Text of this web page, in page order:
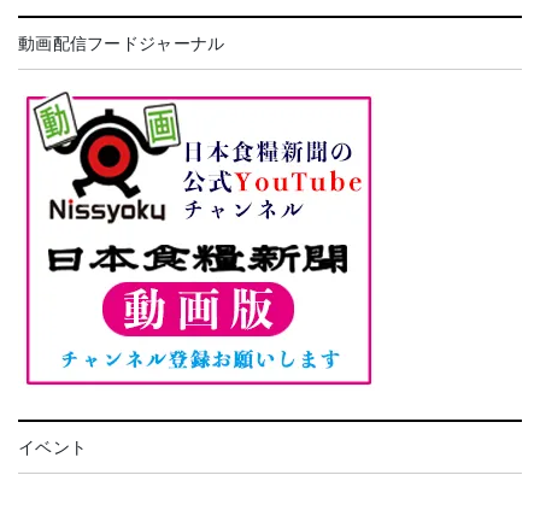
動画配信フードジャーナル
イベント